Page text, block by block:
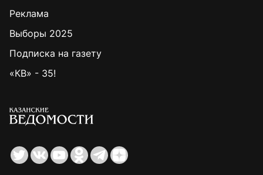
Реклама
Выборы 2025
Подписка на газету
«КВ» - 35!